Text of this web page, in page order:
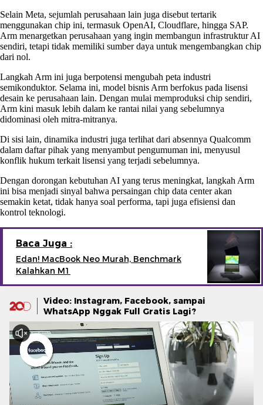
Selain Meta, sejumlah perusahaan lain juga disebut tertarik
menggunakan chip ini, termasuk OpenAI, Cloudflare, hingga SAP.
Arm menargetkan perusahaan yang ingin membangun infrastruktur AI
sendiri, tetapi tidak memiliki sumber daya untuk mengembangkan chip
dari nol.
Langkah Arm ini juga berpotensi mengubah peta industri
semikonduktor. Selama ini, model bisnis Arm berfokus pada lisensi
desain ke perusahaan lain. Dengan mulai memproduksi chip sendiri,
Arm kini masuk lebih dalam ke rantai nilai yang sebelumnya
didominasi oleh mitra-mitranya.
Di sisi lain, dinamika industri juga terlihat dari absennya Qualcomm
dalam daftar pihak yang menyambut pengumuman ini, menyusul
konflik hukum terkait lisensi yang terjadi sebelumnya.
Dengan dorongan kebutuhan AI yang terus meningkat, langkah Arm
ini bisa menjadi sinyal bahwa persaingan chip data center akan
semakin ketat, tidak hanya soal performa, tapi juga efisiensi dan
kontrol teknologi.
Baca Juga :
Edan! MacBook Neo Murah, Benchmark
Kalahkan M1
Video: Instagram, Facebook, sampai
WhatsApp Nggak Full Gratis Lagi?